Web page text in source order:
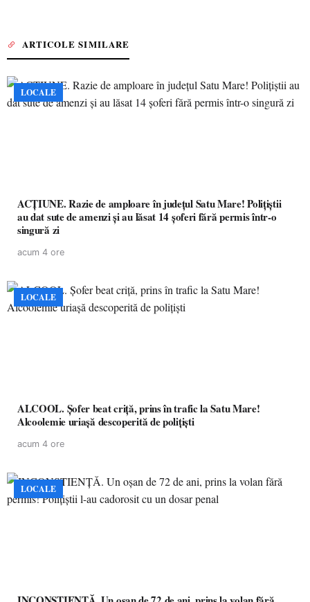
ARTICOLE SIMILARE
LOCALE
ACȚIUNE. Razie de amploare în județul Satu Mare! Polițiștii
au dat sute de amenzi și au lăsat 14 șoferi fără permis într-o
singură zi
acum 4 ore
LOCALE
ALCOOL. Șofer beat criță, prins în trafic la Satu Mare!
Alcoolemie uriașă descoperită de polițiști
acum 4 ore
LOCALE